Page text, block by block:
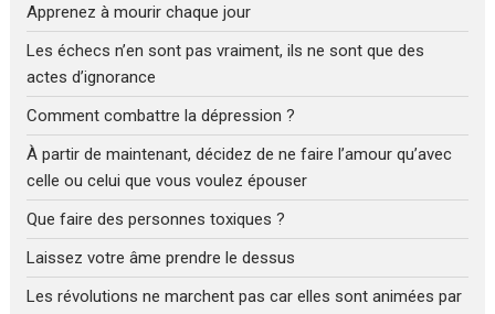
Apprenez à mourir chaque jour
Les échecs n’en sont pas vraiment, ils ne sont que des
actes d’ignorance
Comment combattre la dépression ?
À partir de maintenant, décidez de ne faire l’amour qu’avec
celle ou celui que vous voulez épouser
Que faire des personnes toxiques ?
Laissez votre âme prendre le dessus
Les révolutions ne marchent pas car elles sont animées par